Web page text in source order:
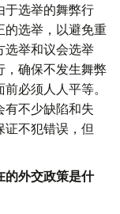
于选举的舞弊行
的选举，以避免重
选举和议会选举
，确保不发生舞弊
必须人人平等。
有不少缺陷和失
不犯错误，但
的外交政策是什